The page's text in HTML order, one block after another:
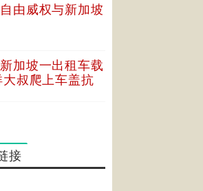
由威权与新加坡
新加坡一出租车载
大叔爬上车盖抗
接